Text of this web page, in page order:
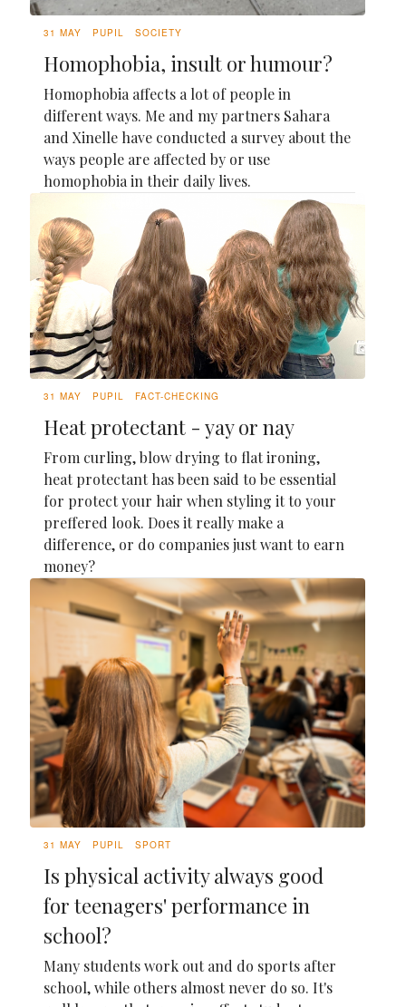
31 MAY PUPIL SOCIETY
Homophobia, insult or humour?
Homophobia affects a lot of people in
different ways. Me and my partners Sahara
and Xinelle have conducted a survey about the
ways people are affected by or use
homophobia in their daily lives.
31 MAY PUPIL FACT-CHECKING
Heat protectant - yay or nay
From curling, blow drying to flat ironing,
heat protectant has been said to be essential
for protect your hair when styling it to your
preffered look. Does it really make a
difference, or do companies just want to earn
money?
31 MAY PUPIL SPORT
Is physical activity always good
for teenagers' performance in
school?
Many students work out and do sports after
school, while others almost never do so. It's